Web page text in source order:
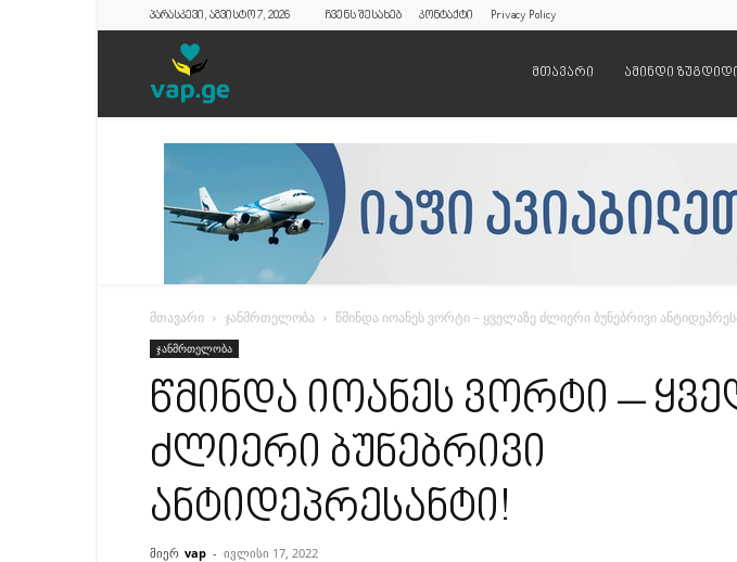
პარასკევი, აგვისტო 7, 2026 ჩვენს შესახებ კონტაქტი Privacy Policy
მთავარი ამინდი
მთავარი ჯანმრთელობა წმინდა იოანეს ვორტი – ყველაზე ძლიერი ბუნებრივი
ჯანმრთელობა
წმინდა იოანეს ვორტი –
ძლიერი ბუნებრივი
ანტიდეპრესანტი!
მიერ vap - ივლისი 17, 2022